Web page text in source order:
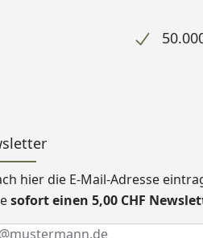
hier die E-Mail-Adresse
sofort einen 5,00 CHF
Eingabe erforderlich
erforderlich
*